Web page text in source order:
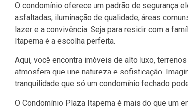
O condomínio oferece um padrão de segurança
asfaltadas, iluminação de qualidade, áreas
lazer e a convivência. Seja para residir com a
Itapema é a escolha perfeita.
Aqui, você encontra imóveis de alto luxo,
atmosfera que une natureza e sofisticação.
tranquilidade que só um condomínio fechado
O Condomínio Plaza Itapema é mais do que um